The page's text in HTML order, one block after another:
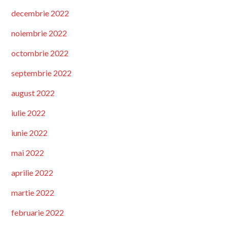
decembrie 2022
noiembrie 2022
octombrie 2022
septembrie 2022
august 2022
iulie 2022
iunie 2022
mai 2022
aprilie 2022
martie 2022
februarie 2022